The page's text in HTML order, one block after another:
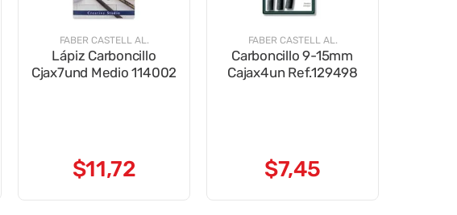
FABER CASTELL AL.
Lápiz Carboncillo
Cjax7und Medio 114002
$11,72
FABER CASTELL AL.
Carboncillo 9-15mm
Cajax4un Ref.129498
$7,45